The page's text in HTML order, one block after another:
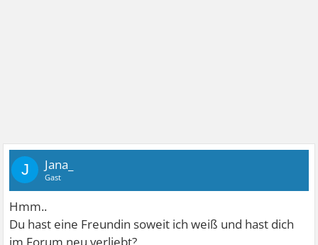
J Jana_
Gast
Hmm..
Du hast eine Freundin soweit ich weiß und hast dich